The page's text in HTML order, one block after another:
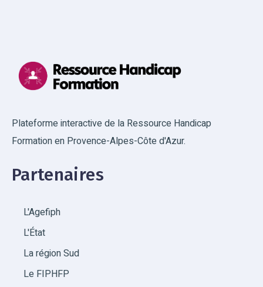
Plateforme interactive de la Ressource Handicap
Formation en Provence-Alpes-Côte d'Azur.
Partenaires
L'Agefiph
L'État
La région Sud
Le FIPHFP